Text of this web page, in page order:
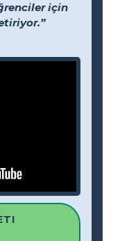
için